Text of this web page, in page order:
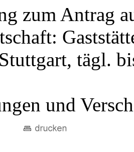
zum Antrag
tägl.
und